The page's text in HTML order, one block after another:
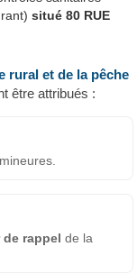
situé 80 RUE
rural et de la pêche
être attribués :
rappel de la